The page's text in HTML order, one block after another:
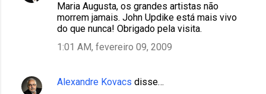
Maria Augusta, os grandes artistas não
morrem jamais. John Updike está mais vivo
do que nunca! Obrigado pela visita.
1:01 AM, fevereiro 09, 2009
Alexandre Kovacs disse…